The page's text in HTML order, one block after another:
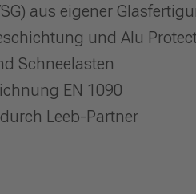
aus eigener
und Alu
Schneelasten
EN 1090
Leeb-Partner